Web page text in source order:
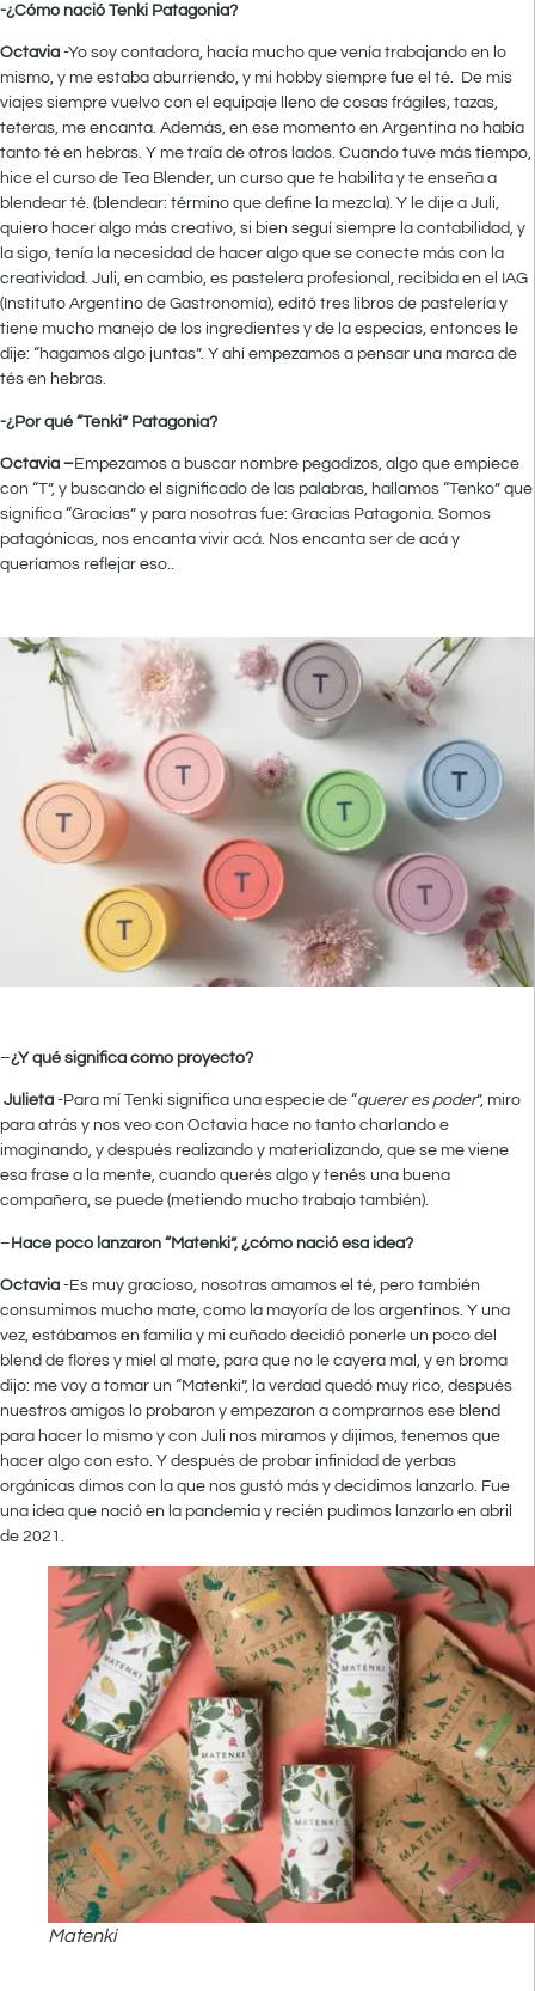
-¿Cómo nació Tenki Patagonia?
Octavia -Yo soy contadora, hacía mucho que venía trabajando en lo
mismo, y me estaba aburriendo, y mi hobby siempre fue el té. De mis
viajes siempre vuelvo con el equipaje lleno de cosas frágiles, tazas,
teteras, me encanta. Además, en ese momento en Argentina no había
tanto té en hebras. Y me traía de otros lados. Cuando tuve más tiempo,
hice el curso de Tea Blender, un curso que te habilita y te enseña a
blendear té. (blendear: término que define la mezcla). Y le dije a Juli,
quiero hacer algo más creativo, si bien seguí siempre la contabilidad, y
la sigo, tenía la necesidad de hacer algo que se conecte más con la
creatividad. Juli, en cambio, es pastelera profesional, recibida en el IAG
(Instituto Argentino de Gastronomía), editó tres libros de pastelería y
tiene mucho manejo de los ingredientes y de la especias, entonces le
dije: “hagamos algo juntas”. Y ahí empezamos a pensar una marca de
tés en hebras.
-¿Por qué “Tenki” Patagonia?
Octavia –Empezamos a buscar nombre pegadizos, algo que empiece
con “T”, y buscando el significado de las palabras, hallamos “Tenko” que
significa “Gracias” y para nosotras fue: Gracias Patagonia. Somos
patagónicas, nos encanta vivir acá. Nos encanta ser de acá y
queríamos reflejar eso..
–¿Y qué significa como proyecto?
Julieta -Para mí Tenki significa una especie de “querer es poder”, miro
para atrás y nos veo con Octavia hace no tanto charlando e
imaginando, y después realizando y materializando, que se me viene
esa frase a la mente, cuando querés algo y tenés una buena
compañera, se puede (metiendo mucho trabajo también).
–Hace poco lanzaron “Matenki”, ¿cómo nació esa idea?
Octavia -Es muy gracioso, nosotras amamos el té, pero también
consumimos mucho mate, como la mayoría de los argentinos. Y una
vez, estábamos en familia y mi cuñado decidió ponerle un poco del
blend de flores y miel al mate, para que no le cayera mal, y en broma
dijo: me voy a tomar un “Matenki”, la verdad quedó muy rico, después
nuestros amigos lo probaron y empezaron a comprarnos ese blend
para hacer lo mismo y con Juli nos miramos y dijimos, tenemos que
hacer algo con esto. Y después de probar infinidad de yerbas
orgánicas dimos con la que nos gustó más y decidimos lanzarlo. Fue
una idea que nació en la pandemia y recién pudimos lanzarlo en abril
de 2021.
Matenki